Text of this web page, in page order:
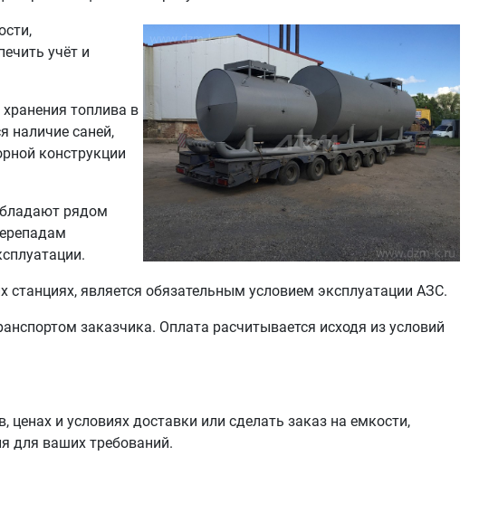
учёт и
топлива в
наличие саней,
конструкции
рядом
является обязательным условием эксплуатации АЗС.
заказчика. Оплата расчитывается исходя из условий
и условиях доставки или сделать заказ на емкости,
для ваших требований.